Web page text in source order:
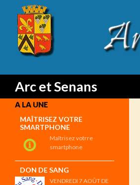
Arc et Senans
Search
A LA UNE
MAÎTRISEZ VOTRE
SMARTPHONE
Maîtrisez votrre
smartphone
DON DE SANG
VENDREDI 7 AOÛT DE